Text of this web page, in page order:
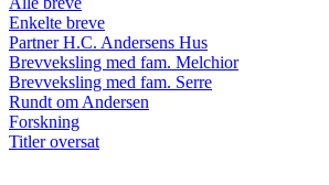
Enkelte breve
Partner H.C. Andersens Hus
Brevveksling med fam. Melchior
Brevveksling med fam. Serre
Rundt om Andersen
Forskning
Titler oversat